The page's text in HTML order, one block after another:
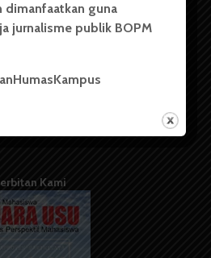
Kami
dimanfaatkan guna
jurnalisme publik BOPM